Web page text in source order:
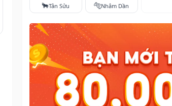
🐂Tân Sửu 🐅Nhâm Dần